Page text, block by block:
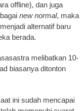
offline), dan juga
new normal, maka
alternatif baru
berada.
melibatkan 10-
biasanya ditonton
ini sudah mencapai